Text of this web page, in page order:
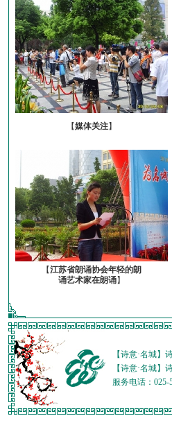
【媒体关注】
【江苏省朗诵协会年轻的朗
诵艺术家在朗诵】
【诗意·名城
【诗意·名城
服务电话：025-